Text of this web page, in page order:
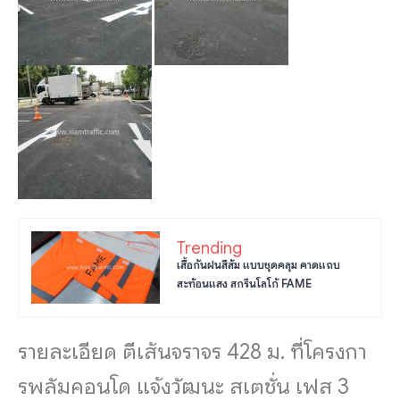
Trending
เสื้อกันฝนสีส้ม แบบชุดคลุม คาดแถบ
สะท้อนแสง สกรีนโลโก้ FAME
รายละเอียด ตีเส้นจราจร 428 ม. ที่โครงกา
รพลัมคอนโด แจ้งวัฒนะ สเตชั่น เฟส 3